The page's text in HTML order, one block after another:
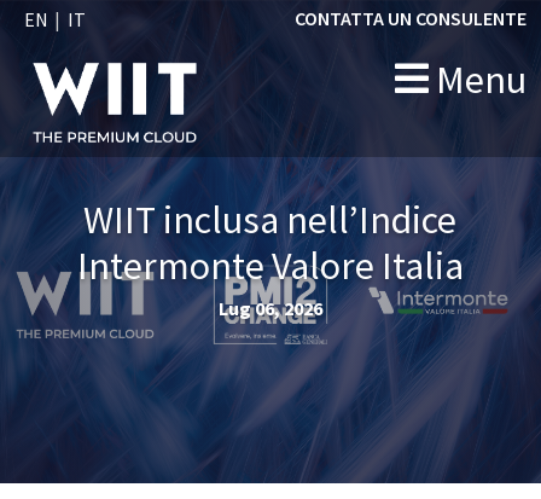
EN IT
Menu
CONTATTA UN CONSULENTE
WIIT inclusa nell’Indice
Intermonte Valore Italia
Lug 06, 2026